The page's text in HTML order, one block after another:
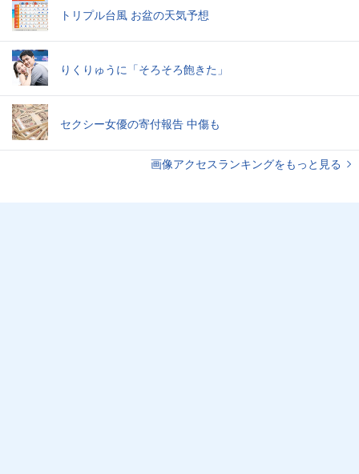
トリプル台風 お盆の天気予想
りくりゅうに「そろそろ飽きた」
セクシー女優の寄付報告 中傷も
画像アクセスランキングをもっと見る